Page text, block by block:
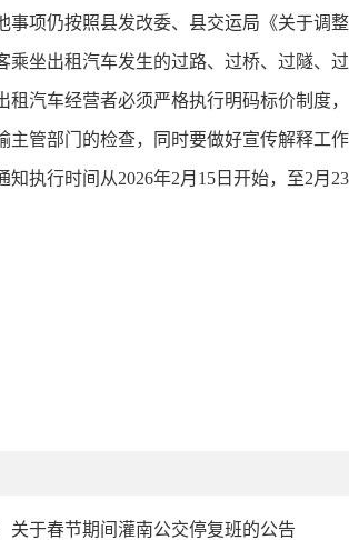
事项仍按照县发改委、县交运局《关于调
乘坐出租汽车发生的过路、过桥、过隧、
租汽车经营者必须严格执行明码标价制度
主管部门的检查，同时要做好宣传解释工
知执行时间从2026年2月15日开始，至2月
关于春节期间灌南公交停复班的公告